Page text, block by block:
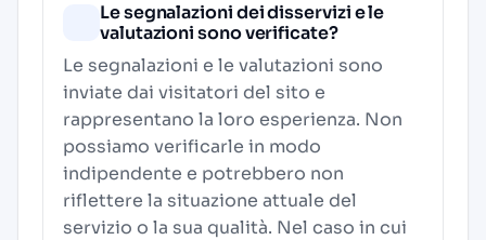
Le segnalazioni dei disservizi e le
valutazioni sono verificate?
Le segnalazioni e le valutazioni sono
inviate dai visitatori del sito e
rappresentano la loro esperienza. Non
possiamo verificarle in modo
indipendente e potrebbero non
riflettere la situazione attuale del
servizio o la sua qualità. Nel caso in cui